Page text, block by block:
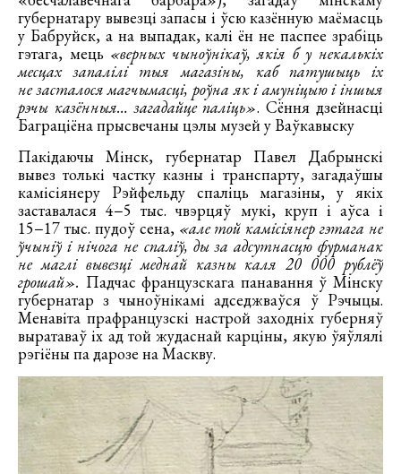
губернатару вывезці запасы і ўсю казённую маёмасць
у Бабруйск, а на выпадак, калі ён не паспее зрабіць
гэтага, мець «верных чыноўнікаў, якія б у некалькіх
месцах запалілі тыя магазіны, каб патушыць іх
не засталося магчымасці, роўна як і амуніцыю і іншыя
рэчы казённыя… загадайце паліць». Сёння дзейнасці
Баграціёна прысвечаны цэлы музей у Ваўкавыску
Пакідаючы Мінск, губернатар Павел Дабрынскі
вывез толькі частку казны і транспарту, загадаўшы
камісіянеру Рэйфельду спаліць магазіны, у якіх
заставалася 4−5 тыс. чвэрцяў мукі, круп і аўса і
15−17 тыс. пудоў сена, «але той камісіянер гэтага не
ўчыніў і нічога не спаліў, ды за адсутнасцю фурманак
не маглі вывезці меднай казны каля 20 000 рублёў
грошай». Падчас французскага панавання ў Мінску
губернатар з чыноўнікамі адседжваўся ў Рэчыцы.
Менавіта прафранцузскі настрой заходніх губерняў
выратаваў іх ад той жудаснай карціны, якую ўяўлялі
рэгіёны па дарозе на Маскву.